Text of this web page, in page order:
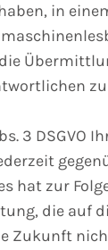
in
3 DSGVO
hat zur
die auf
Zukunft